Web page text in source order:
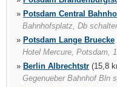
» Potsdam Central
Bahnhofsplatz, Db
» Potsdam Lange Bruecke
Hotel Mercure, Potsdam,
» Berlin Albrechtstr (15,8
Gegenueber Bahnhof Bln